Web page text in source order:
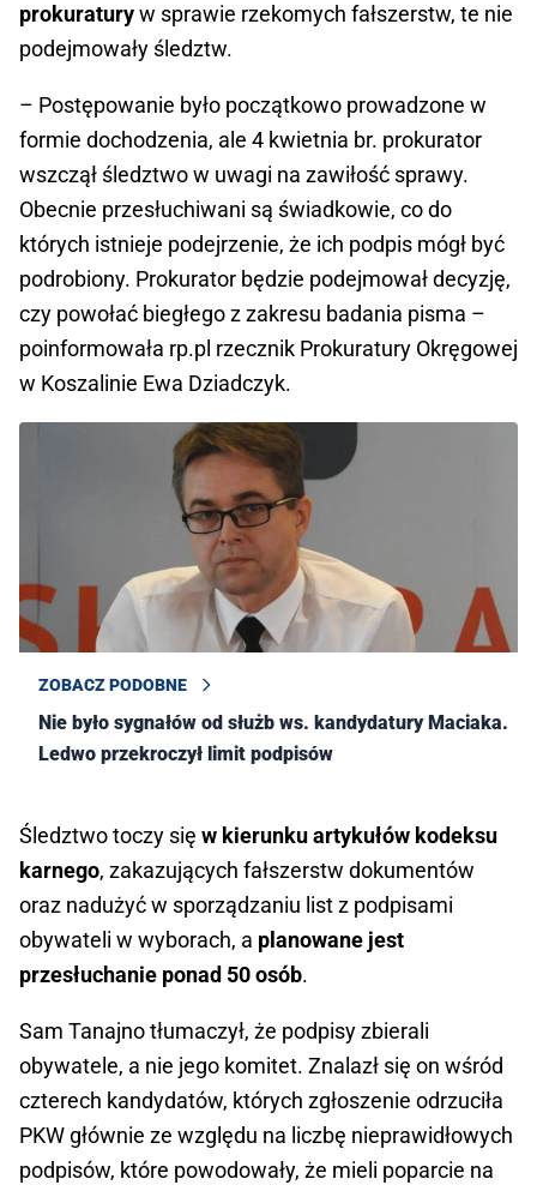
prokuraturyw sprawie rzekomych fałszerstw, te nie
podejmowały śledztw.
– Postępowanie było początkowo prowadzone w
formie dochodzenia, ale 4 kwietnia br. prokurator
wszczął śledztwo w uwagi na zawiłość sprawy.
Obecnie przesłuchiwani są świadkowie, co do
których istnieje podejrzenie, że ich podpis mógł być
podrobiony. Prokurator będzie podejmował decyzję,
czy powołać biegłego z zakresu badania pisma –
poinformowała rp.pl rzecznik Prokuratury Okręgowej
w Koszalinie Ewa Dziadczyk.
ZOBACZ PODOBNE
Nie było sygnałów od służb ws. kandydatury Maciaka.
Ledwo przekroczył limit podpisów
Śledztwo toczy się w kierunku artykułów kodeksu
karnego, zakazujących fałszerstw dokumentów
oraz nadużyć w sporządzaniu list z podpisami
obywateli w wyborach, a planowane jest
przesłuchanie ponad 50 osób.
Sam Tanajno tłumaczył, że podpisy zbierali
obywatele, a nie jego komitet. Znalazł się on wśród
czterech kandydatów, których zgłoszenie odrzuciła
PKW głównie ze względu na liczbę nieprawidłowych
podpisów, które powodowały, że mieli poparcie na